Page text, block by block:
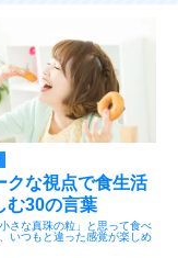
クな視点で食生活
む30の言葉
さな真珠の粒」と思って食べ
いつもと違った感覚が楽しめ